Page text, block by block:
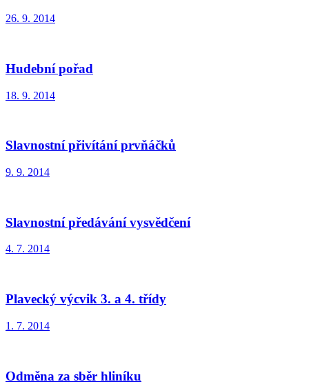
26. 9. 2014
Hudební pořad
18. 9. 2014
Slavnostní přivítání prvňáčků
9. 9. 2014
Slavnostní předávání vysvědčení
4. 7. 2014
Plavecký výcvik 3. a 4. třídy
1. 7. 2014
Odměna za sběr hliníku